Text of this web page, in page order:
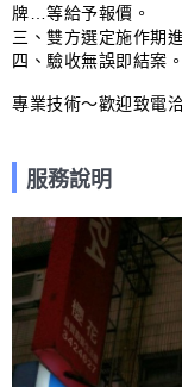
牌…等給予報價。
三、雙方選定施作期
四、驗收無誤即結案。
專業技術～歡迎致電洽
服務說明